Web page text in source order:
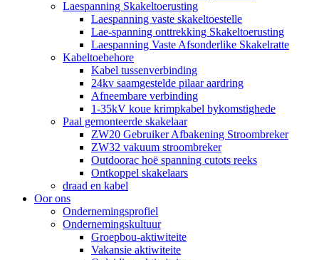
Laespanning Skakeltoerusting
Laespanning vaste skakeltoestelle
Lae-spanning onttrekking Skakeltoerusting
Laespanning Vaste Afsonderlike Skakelratte
Kabeltoebehore
Kabel tussenverbinding
24kv saamgestelde pilaar aardring
Afneembare verbinding
1-35kV koue krimpkabel bykomstighede
Paal gemonteerde skakelaar
ZW20 Gebruiker Afbakening Stroombreker
ZW32 vakuum stroombreker
Outdoorac hoë spanning cutots reeks
Ontkoppel skakelaars
draad en kabel
Oor ons
Ondernemingsprofiel
Ondernemingskultuur
Groepbou-aktiwiteite
Vakansie aktiwiteite